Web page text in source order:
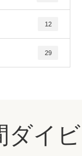
12
29
ダイビ